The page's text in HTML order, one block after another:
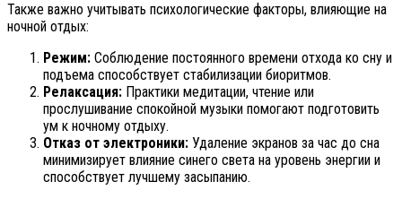
Также важно учитывать психологические факторы, влияющие на
ночной отдых:
Режим: Соблюдение постоянного времени отхода ко сну и
подъема способствует стабилизации биоритмов.
Релаксация: Практики медитации, чтение или
прослушивание спокойной музыки помогают подготовить
ум к ночному отдыху.
Отказ от электроники: Удаление экранов за час до сна
минимизирует влияние синего света на уровень энергии и
способствует лучшему засыпанию.